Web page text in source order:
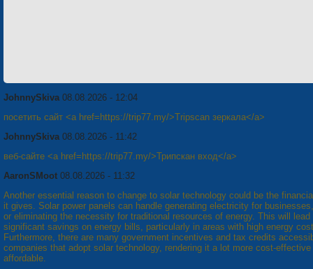
JohnnySkiva 08.08.2026 - 12:04
посетить сайт <a href=https://trip77.my/>Tripscan зеркала</a>
JohnnySkiva 08.08.2026 - 11:42
веб-сайте <a href=https://trip77.my/>Трипскан вход</a>
AaronSMoot 08.08.2026 - 11:32
Another essential reason to change to solar technology could be the
it gives. Solar power panels can handle generating electricity for
or eliminating the necessity for traditional resources of energy. This will lead
significant savings on energy bills, particularly in areas with high energy
Furthermore, there are many government incentives and tax credits
companies that adopt solar technology, rendering it a lot more cost-effective
affordable.